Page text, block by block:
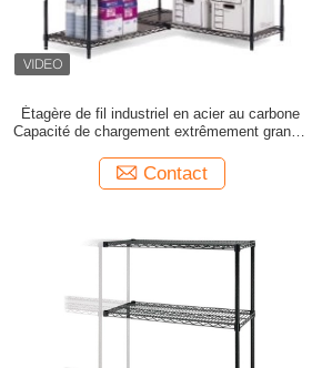
Étagère de fil industriel en acier au carbone
Capacité de chargement extrêmement grande
Contact